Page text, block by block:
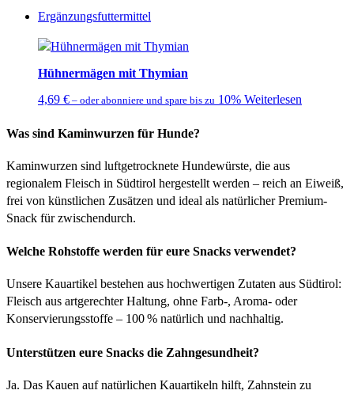
Ergänzungsfuttermittel
Hühnermägen mit Thymian
4,69 € – oder abonniere und spare bis zu 10% Weiterlesen
Was sind Kaminwurzen für Hunde?
Kaminwurzen sind luftgetrocknete Hundewürste, die aus
regionalem Fleisch in Südtirol hergestellt werden – reich an Eiweiß,
frei von künstlichen Zusätzen und ideal als natürlicher Premium-
Snack für zwischendurch.
Welche Rohstoffe werden für eure Snacks verwendet?
Unsere Kauartikel bestehen aus hochwertigen Zutaten aus Südtirol:
Fleisch aus artgerechter Haltung, ohne Farb-, Aroma- oder
Konservierungsstoffe – 100 % natürlich und nachhaltig.
Unterstützen eure Snacks die Zahngesundheit?
Ja. Das Kauen auf natürlichen Kauartikeln hilft, Zahnstein zu